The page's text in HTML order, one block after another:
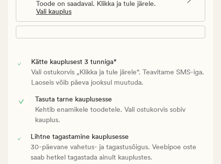
Toode on saadaval. Klikka ja tule järele.
Vali kauplus
Kätte kauplusest 3 tunniga*
Vali ostukorvis „Klikka ja tule järele“. Teavitame SMS-iga.
Laoseis võib päeva jooksul muutuda.
Tasuta tarne kauplusesse
Kehtib enamikele toodetele. Vali ostukorvis sobiv
kauplus.
Lihtne tagastamine kauplusesse
30-päevane vahetus- ja tagastusõigus. Veebipoe oste
saab hetkel tagastada ainult kauplustes.